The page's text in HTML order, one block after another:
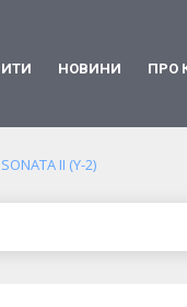
НОВИНИ ПРО
SONATA II (Y-2)